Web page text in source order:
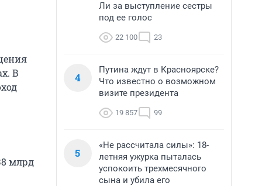
В
млрд
Ли за выступление сестры
под ее голос
22 100 23
4
Путина ждут в Красноярске?
Что известно о возможном
визите президента
19 857 99
5
«Не рассчитала силы»: 18-
летняя ужурка пыталась
успокоить трехмесячного
сына и убила его